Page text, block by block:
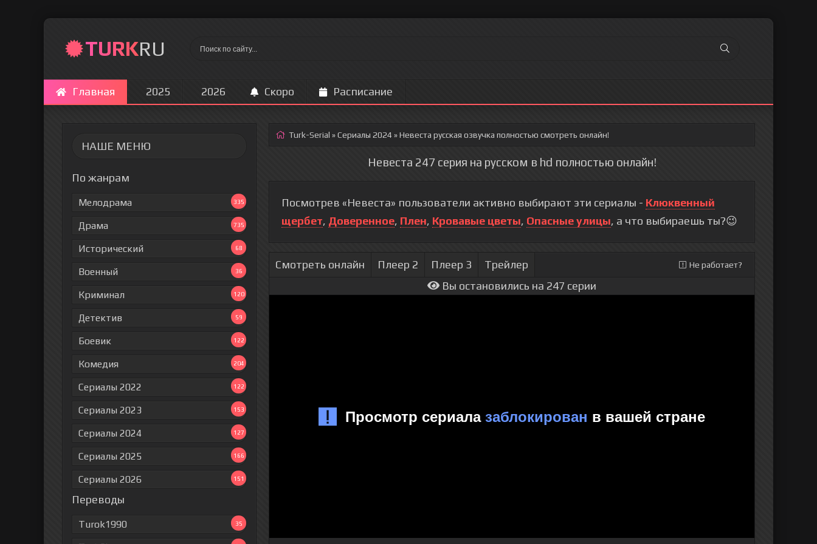
TURKRU
Главная 2025 2026 Скоро Расписание
НАШЕ МЕНЮ
По жанрам
Мелодрама 335
Драма 735
Исторический 68
Военный 36
Криминал 120
Детектив 59
Боевик 122
Комедия 204
Сериалы 2022 122
Сериалы 2023 153
Сериалы 2024 127
Сериалы 2025 166
Сериалы 2026 151
Переводы
Turok1990 35
Turk-Serial »Сериалы 2024 » Невеста русская озвучка полностью смотреть онлайн!
Невеста 247 серия на русском в hd полностью онлайн!
Посмотрев «Невеста» пользователи активно выбирают эти сериалы - Клюквенный
щербет, Доверенное, Плен, Кровавые цветы, Опасные улицы, а что выбираешь ты?😉
Смотреть онлайн Плеер 2 Плеер 3 Трейлер Не работает?
Вы остановились на 247 серии